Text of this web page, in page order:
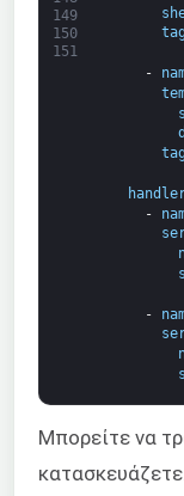
149
150
151
-
-
-
Μπορείτε να